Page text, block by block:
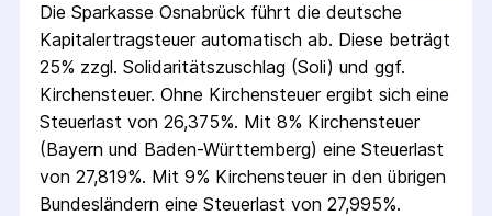
Die Sparkasse Osnabrück führt die deutsche
Kapital­ertrag­steuer automatisch ab. Diese beträgt
25% zzgl. Solidaritäts­zuschlag (Soli) und ggf.
Kirchensteuer. Ohne Kirchensteuer ergibt sich eine
Steuerlast von 26,375%. Mit 8% Kirchensteuer
(Bayern und Baden-Württemberg) eine Steuerlast
von 27,819%. Mit 9% Kirchensteuer in den übrigen
Bundesländern eine Steuerlast von 27,995%.